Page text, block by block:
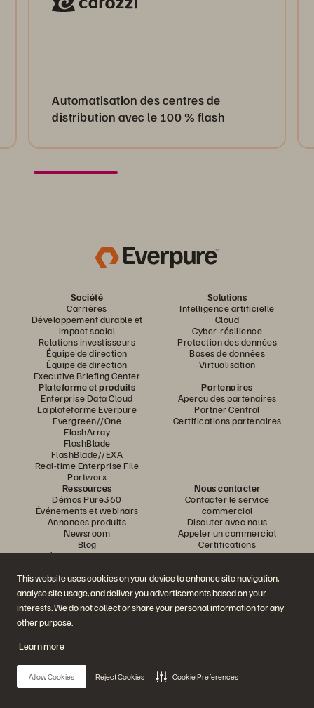
This website uses cookies on your device to enhance site navigation,
analyse site usage, and deliver you advertisements based on your
interests. We do not collect or share your personal information for any
other purpose.
Learn more
Allow Cookies Reject Cookies Cookie Preferences
Automatisation des centres de
distribution avec le 100 % flash
Société
Carrières
Développement durable et
impact social
Relations investisseurs
Équipe de direction
Équipe de direction
Executive Briefing Center
Solutions
Intelligence artificielle
Cloud
Cyber-résilience
Protection des données
Bases de données
Virtualisation
Plateforme et produits
Enterprise Data Cloud
La plateforme Everpure
Evergreen//One
FlashArray
FlashBlade
FlashBlade//EXA
Real-time Enterprise File
Portworx
Partenaires
Aperçu des partenaires
Partner Central
Certifications partenaires
Ressources
Démos Pure360
Événements et webinars
Annonces produits
Newsroom
Blog
Témoignages clients
Knowledge Articles
Nous contacter
Contacter le service
commercial
Discuter avec nous
Appeler un commercial
Certifications
Politique de divulgation des